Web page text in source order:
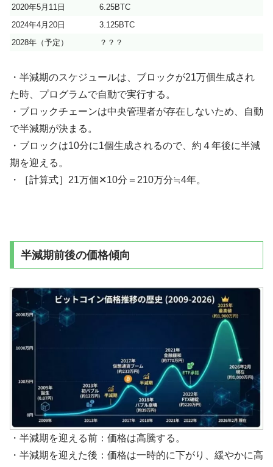
2020年5月11日
6.25BTC
2024年4月20日
3.125BTC
2028年（予定）
？？？
・半減期のスケジュールは、ブロックが21万個生成され
た時、プログラムで自動で実行する。
・ブロックチェーンは中央管理者が存在しないため、自動
で半減期が決まる。
・ブロックは10分に1個生成されるので、約４年後に半減
期を迎える。
・［計算式］21万個✕10分＝210万分≒4年。
半減期前後の価格傾向
・半減期を迎える前：価格は高騰する。
・半減期を迎えた後：価格は一時的に下がり、緩やかに高